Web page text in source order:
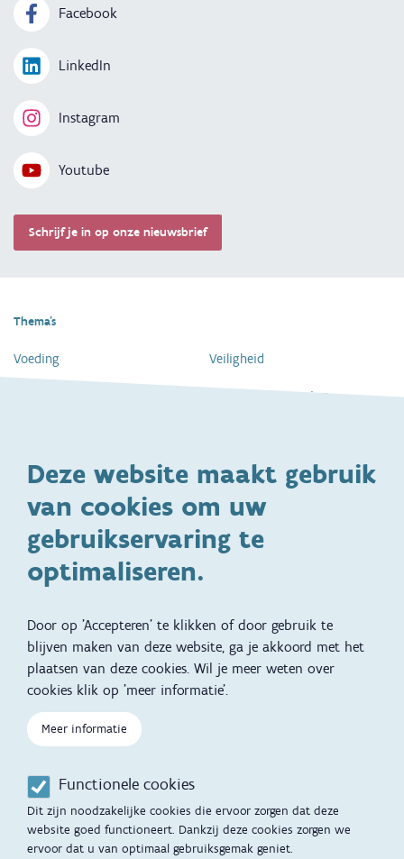
Deze website maakt gebruik
van cookies om uw
gebruikservaring te
optimaliseren.
Door op 'Accepteren' te klikken of door gebruik te
blijven maken van deze website, ga je akkoord met het
plaatsen van deze cookies. Wil je meer weten over
cookies klik op 'meer informatie'.
Meer informatie
Functionele cookies
Dit zijn noodzakelijke cookies die ervoor zorgen dat deze
website goed functioneert. Dankzij deze cookies zorgen we
ervoor dat u van optimaal gebruiksgemak geniet.
Facebook
LinkedIn
Instagram
Youtube
Schrijf je in op onze nieuwsbrief
Thema's
Voeding
Ontwikkeling en gedrag
Specifieke
ondersteuningsbehoefte
Zwangerschap en geboorte
Slapen
Veiligheid
Dagelijkse verzorging
Gezinsleven
Adoptie
Kinderwens
Voet
Kind en Gezin diensten
Aanbod tijdens de
zwangerschap
Opvoedingsondersteuning
Vertalingen
Mijn Opgroeien